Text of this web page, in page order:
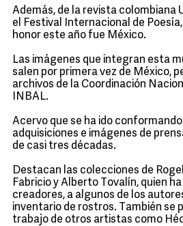
Además, de la revista colombiana
el Festival Internacional de
honor este año fue México.
Las imágenes que integran esta
salen por primera vez de México,
archivos de la Coordinación
INBAL.
Acervo que se ha ido
adquisiciones e imágenes de
de casi tres décadas.
Destacan las colecciones de
Fabricio y Alberto Tovalín, quien
creadores, a algunos de los
inventario de rostros. También se
trabajo de otros artistas como